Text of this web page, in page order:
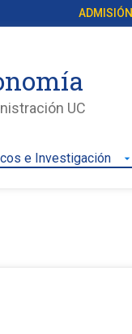
ADMISIÓN
UC
e Investigación arrow_drop_down